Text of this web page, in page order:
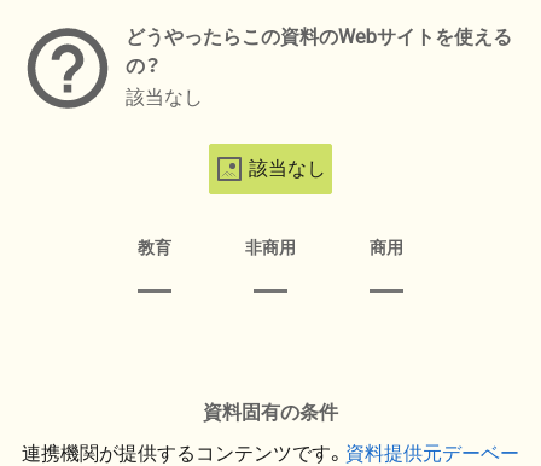
どうやったらこの資料のWebサイトを使える
の？
該当なし
該当なし
教育 非商用 商用
資料固有の条件
連携機関が提供するコンテンツです。 資料提供元デーベー